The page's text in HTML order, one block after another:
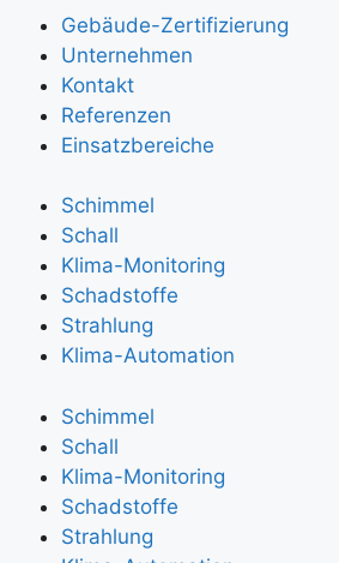
Gebäude-Zertifizierung
Unternehmen
Kontakt
Referenzen
Einsatzbereiche
Schimmel
Schall
Klima-Monitoring
Schadstoffe
Strahlung
Klima-Automation
Schimmel
Schall
Klima-Monitoring
Schadstoffe
Strahlung